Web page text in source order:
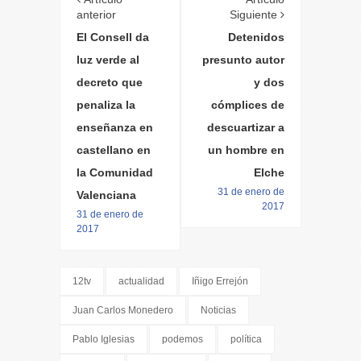
anterior
El Consell da
luz verde al
decreto que
penaliza la
enseñanza en
castellano en
la Comunidad
Valenciana
31 de enero de
2017
Siguiente
Detenidos
presunto autor
y dos
cómplices de
descuartizar a
un hombre en
Elche
31 de enero de
2017
12tv actualidad Iñigo Errejón
Juan Carlos Monedero Noticias
Pablo Iglesias podemos política